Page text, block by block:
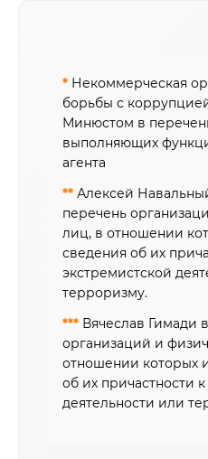
* Некоммерческая
борьбы с
Минюстом в
выполняющих
агента
** Алексей
перечень
лиц, в отношении
сведения об их
экстремистской
терроризму.
*** Вячеслав Гимади
организаций и
отношении которых
об их причастности
деятельности или